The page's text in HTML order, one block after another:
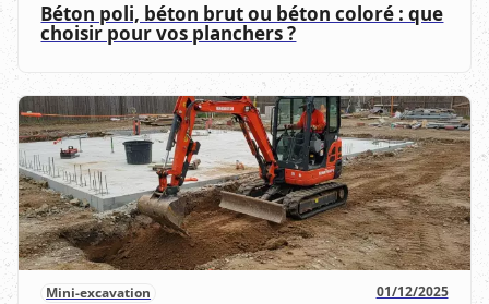
Béton poli, béton brut ou béton coloré : que
choisir pour vos planchers ?
Mini-excavation 01/12/2025